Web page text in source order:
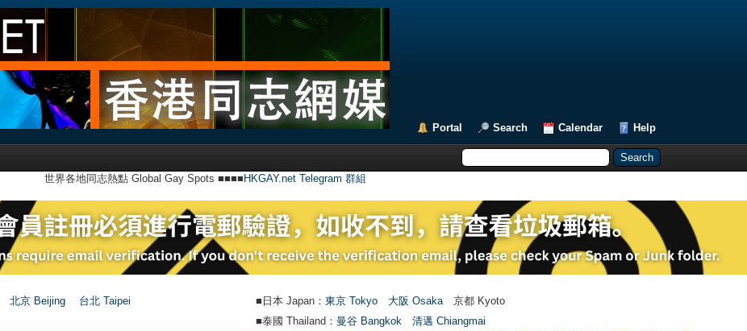
Portal Search Calendar Help
世界各地同志熱點 Global Gay Spots ■■■■ HKGAY.net Telegram 群組
北京 Beijing 台北 Taipei ■日本 Japan： 東京 Tokyo 大阪 Osaka 京都 Kyoto
■泰國 Thailand： 曼谷 Bangkok
清邁 Chiangmai